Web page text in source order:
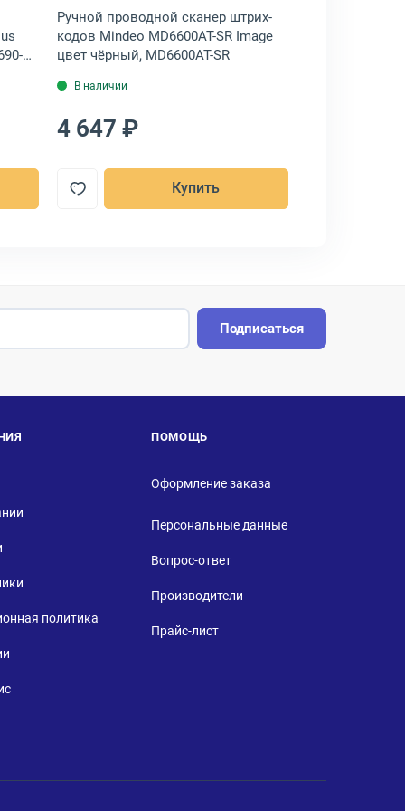
Ручной проводной сканер штрих-
кодов Mindeo MD6600AT-SR Image
цвет чёрный, MD6600AT-SR
В наличии
4 647 ₽
Купить
Подписаться
политика
ПОМОЩЬ
Оформление заказа
Персональные данные
Вопрос-ответ
Производители
Прайс-лист